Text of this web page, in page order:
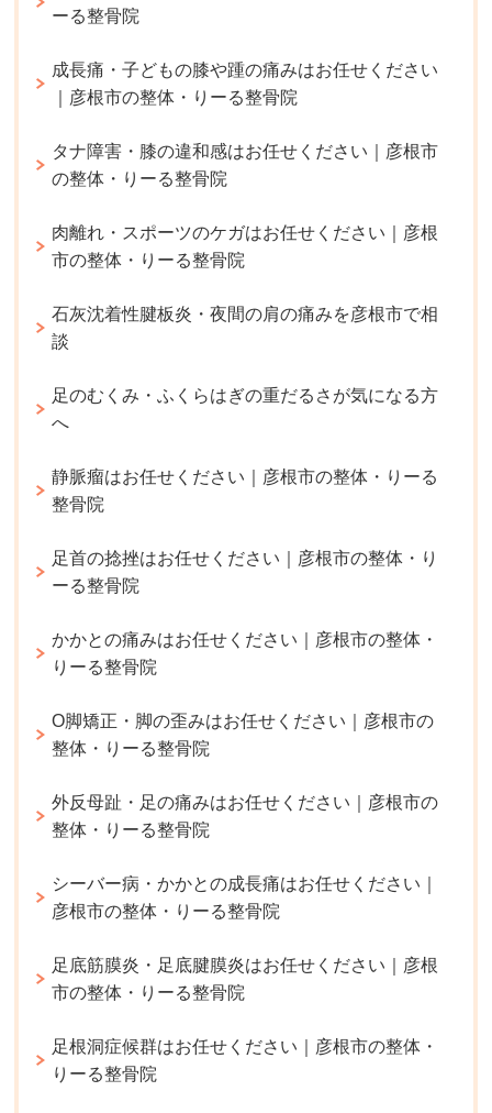
ーる整骨院
成長痛・子どもの膝や踵の痛みはお任せください
｜彦根市の整体・りーる整骨院
タナ障害・膝の違和感はお任せください｜彦根市
の整体・りーる整骨院
肉離れ・スポーツのケガはお任せください｜彦根
市の整体・りーる整骨院
石灰沈着性腱板炎・夜間の肩の痛みを彦根市で相
談
足のむくみ・ふくらはぎの重だるさが気になる方
へ
静脈瘤はお任せください｜彦根市の整体・りーる
整骨院
足首の捻挫はお任せください｜彦根市の整体・り
ーる整骨院
かかとの痛みはお任せください｜彦根市の整体・
りーる整骨院
O脚矯正・脚の歪みはお任せください｜彦根市の
整体・りーる整骨院
外反母趾・足の痛みはお任せください｜彦根市の
整体・りーる整骨院
シーバー病・かかとの成長痛はお任せください｜
彦根市の整体・りーる整骨院
足底筋膜炎・足底腱膜炎はお任せください｜彦根
市の整体・りーる整骨院
足根洞症候群はお任せください｜彦根市の整体・
りーる整骨院